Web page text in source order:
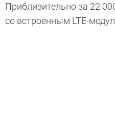
Приблизительно за 22
со встроенным LTE-